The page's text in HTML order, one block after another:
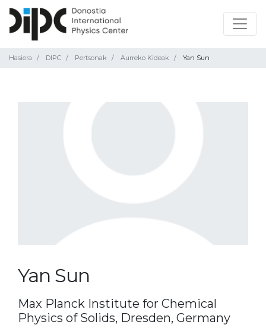
Hasiera DIPC Pertsonak Aurreko Kideak Yan Sun
Yan Sun
Max Planck Institute for Chemical
Physics of Solids, Dresden, Germany